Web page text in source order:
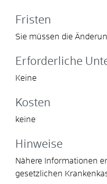
Fristen
Sie müssen die
Erforderliche
Keine
Kosten
keine
Hinweise
Nähere Informationen
gesetzlichen